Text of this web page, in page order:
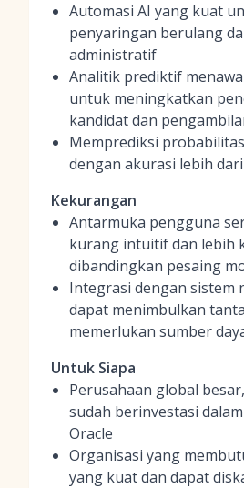
Automasi AI yang kuat
penyaringan berulang
administratif
Analitik prediktif
untuk meningkatkan
kandidat dan
Memprediksi
dengan akurasi lebih dari
Kekurangan
Antarmuka pengguna
kurang intuitif dan lebih
dibandingkan pesaing
Integrasi dengan sistem
dapat menimbulkan
memerlukan sumber
Untuk Siapa
Perusahaan global
sudah berinvestasi
Oracle
Organisasi yang
yang kuat dan dapat